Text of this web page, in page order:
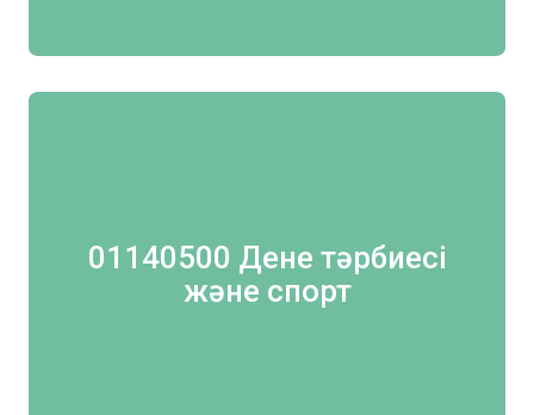
01140500 Дене тәрбиесі
және спорт